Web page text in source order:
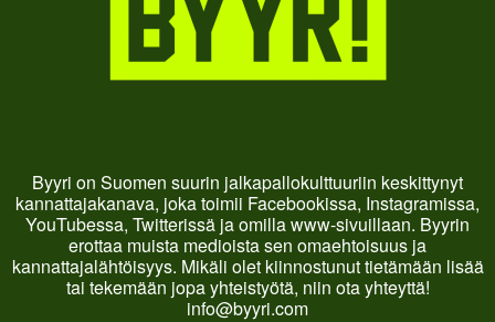
Byyri on Suomen suurin jalkapallokulttuuriin keskittynyt
kannattajakanava, joka toimii Facebookissa, Instagramissa,
YouTubessa, Twitterissä ja omilla www-sivuillaan. Byyrin
erottaa muista medioista sen omaehtoisuus ja
kannattajalähtöisyys. Mikäli olet kiinnostunut tietämään lisää
tai tekemään jopa yhteistyötä, niin ota yhteyttä!
info@byyri.com